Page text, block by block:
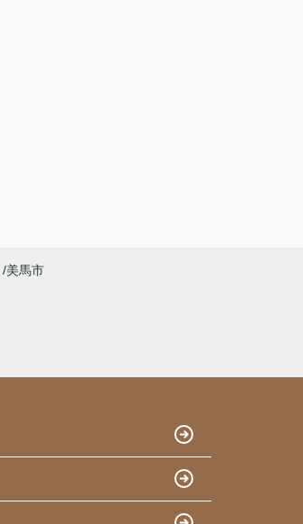
美馬市